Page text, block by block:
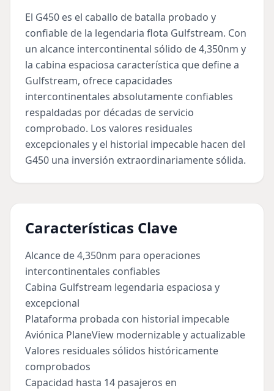
El G450 es el caballo de batalla probado y
confiable de la legendaria flota Gulfstream. Con
un alcance intercontinental sólido de 4,350nm y
la cabina espaciosa característica que define a
Gulfstream, ofrece capacidades
intercontinentales absolutamente confiables
respaldadas por décadas de servicio
comprobado. Los valores residuales
excepcionales y el historial impecable hacen del
G450 una inversión extraordinariamente sólida.
Características Clave
Alcance de 4,350nm para operaciones
intercontinentales confiables
Cabina Gulfstream legendaria espaciosa y
excepcional
Plataforma probada con historial impecable
Aviónica PlaneView modernizable y actualizable
Valores residuales sólidos históricamente
comprobados
Capacidad hasta 14 pasajeros en